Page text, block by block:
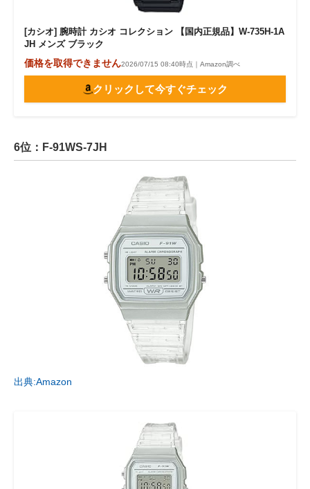
[カシオ] 腕時計 カシオ コレクション 【国内正規品】W-735H-1A
JH メンズ ブラック
価格を取得できません2026/07/15 08:40時点｜Amazon調べ
クリックして今すぐチェック
6位：F-91WS-7JH
出典:Amazon